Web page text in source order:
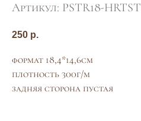
Артикул: PSTR18-HRTST
250 р.
формат 18,4*14,6см
плотность 300г/м
задняя сторона пустая